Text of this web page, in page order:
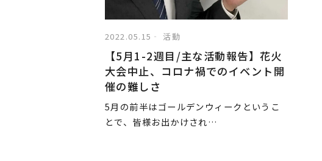
2022.05.15 活動
【5月1-2週目/主な活動報告】花火
大会中止、コロナ禍でのイベント開
催の難しさ
5月の前半はゴールデンウィークというこ
とで、皆様お出かけされ…